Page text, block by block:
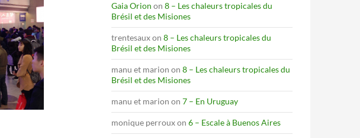
Gaia Orion on 8 – Les chaleurs tropicales du
Brésil et des Misiones
trentesauxon 8 – Les chaleurs tropicales du
Brésil et des Misiones
manu et marion on 8 – Les chaleurs tropicales du
Brésil et des Misiones
manu et marion on 7 – En Uruguay
monique perrouxon 6 – Escale à Buenos Aires